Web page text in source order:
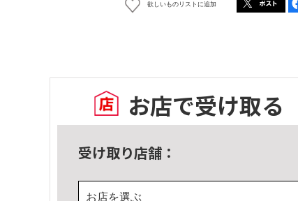
欲しいものリストに追加
お店で受け取る
受け取り店舗：
お店を選ぶ